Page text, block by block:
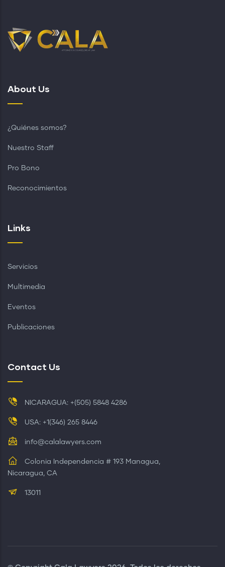
About Us
¿Quiénes somos?
Nuestro Staff
Pro Bono
Reconocimientos
Links
Servicios
Multimedia
Eventos
Publicaciones
Contact Us
NICARAGUA: +(505) 5848 4286
USA: +1(346) 265 8446
info@calalawyers.com
Colonia Independencia # 193 Managua,
Nicaragua, CA
13011